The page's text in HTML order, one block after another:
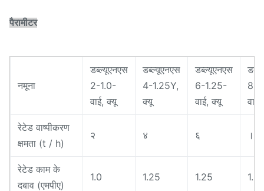
पैरामीटर
नमूना
डब्ल्यूएनएस
2-1.0-
वाई, क्यू
डब्ल्यूएनएस
4-1.25Y,
क्यू
डब्ल्यूएनएस
6-1.25-
वाई, क्यू
8-
रेटेड वाष्पीकरण
क्षमता (t / h)
२ ४ ६ ।
रेटेड काम के
दबाव (एमपीए)
1.0 1.25 1.25